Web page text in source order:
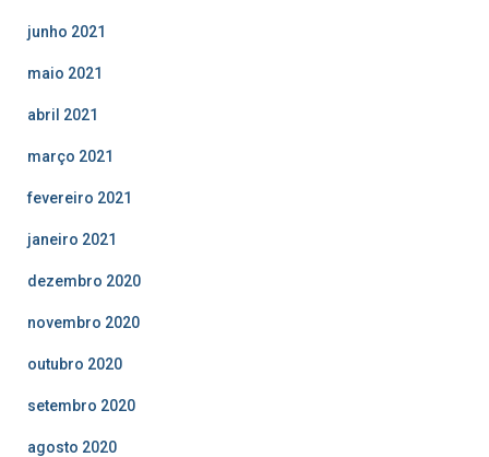
junho 2021
maio 2021
abril 2021
março 2021
fevereiro 2021
janeiro 2021
dezembro 2020
novembro 2020
outubro 2020
setembro 2020
agosto 2020